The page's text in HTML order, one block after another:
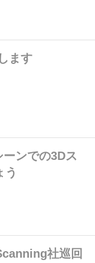
ます
ンでの3Dス
う
社巡回